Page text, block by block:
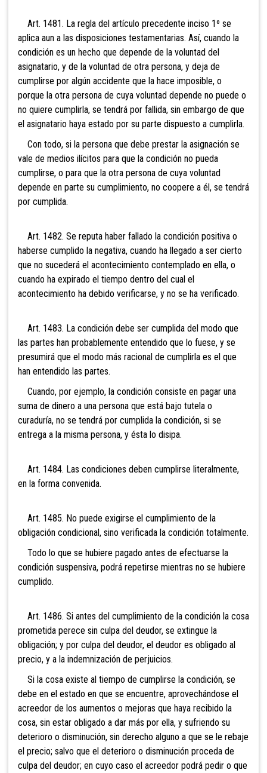
Art. 1481. La regla del artículo precedente inciso 1º se
aplica aun a las disposiciones testamentarias. Así, cuando la
condición es un hecho que depende de la voluntad del
asignatario, y de la voluntad de otra persona, y deja de
cumplirse por algún accidente que la hace imposible, o
porque la otra persona de cuya voluntad depende no puede o
no quiere cumplirla, se tendrá por fallida, sin embargo de que
el asignatario haya estado por su parte dispuesto a cumplirla.
Con todo, si la persona que debe prestar la asignación se
vale de medios ilícitos para que la condición no pueda
cumplirse, o para que la otra persona de cuya voluntad
depende en parte su cumplimiento, no coopere a él, se tendrá
por cumplida.
Art. 1482. Se reputa haber fallado la condición positiva o
haberse cumplido la negativa, cuando ha llegado a ser cierto
que no sucederá el acontecimiento contemplado en ella, o
cuando ha expirado el tiempo dentro del cual el
acontecimiento ha debido verificarse, y no se ha verificado.
Art. 1483. La condición debe ser cumplida del modo que
las partes han probablemente entendido que lo fuese, y se
presumirá que el modo más racional de cumplirla es el que
han entendido las partes.
Cuando, por ejemplo, la condición consiste en pagar una
suma de dinero a una persona que está bajo tutela o
curaduría, no se tendrá por cumplida la condición, si se
entrega a la misma persona, y ésta lo disipa.
Art. 1484. Las condiciones deben cumplirse literalmente,
en la forma convenida.
Art. 1485. No puede exigirse el cumplimiento de la
obligación condicional, sino verificada la condición totalmente.
Todo lo que se hubiere pagado antes de efectuarse la
condición suspensiva, podrá repetirse mientras no se hubiere
cumplido.
Art. 1486. Si antes del cumplimiento de la condición la cosa
prometida perece sin culpa del deudor, se extingue la
obligación; y por culpa del deudor, el deudor es obligado al
precio, y a la indemnización de perjuicios.
Si la cosa existe al tiempo de cumplirse la condición, se
debe en el estado en que se encuentre, aprovechándose el
acreedor de los aumentos o mejoras que haya recibido la
cosa, sin estar obligado a dar más por ella, y sufriendo su
deterioro o disminución, sin derecho alguno a que se le rebaje
el precio; salvo que el deterioro o disminución proceda de
culpa del deudor; en cuyo caso el acreedor podrá pedir o que